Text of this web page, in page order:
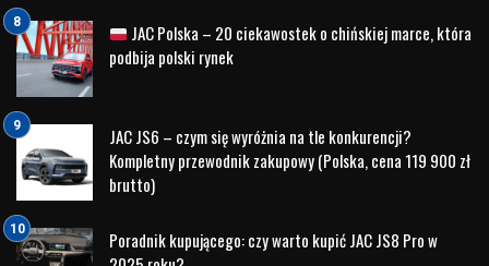
Jazda testowa – najważniejszy etap
przed zakupem
Zdjęcia i specyfikacja techniczna nie pokażą tego, jak
samochód zachowuje się podczas codziennej jazdy.
Dlatego przed podjęciem decyzji warto umówić się na jazdę